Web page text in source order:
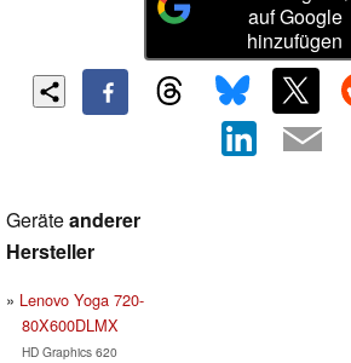
auf Google
hinzufügen
Geräteanderer
Hersteller
Lenovo Yoga 720-
80X600DLMX
HD Graphics 620